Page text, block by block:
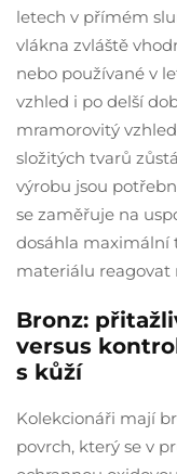
letech v přímém
vlákna zvláště
nebo používané v
vzhled i po delší
mramorovitý
složitých tvarů
výrobu jsou
se zaměřuje na
dosáhla maximální
materiálu reagovat
Bronz:
versus
s kůží
Kolekcionáři mají
povrch, který se v